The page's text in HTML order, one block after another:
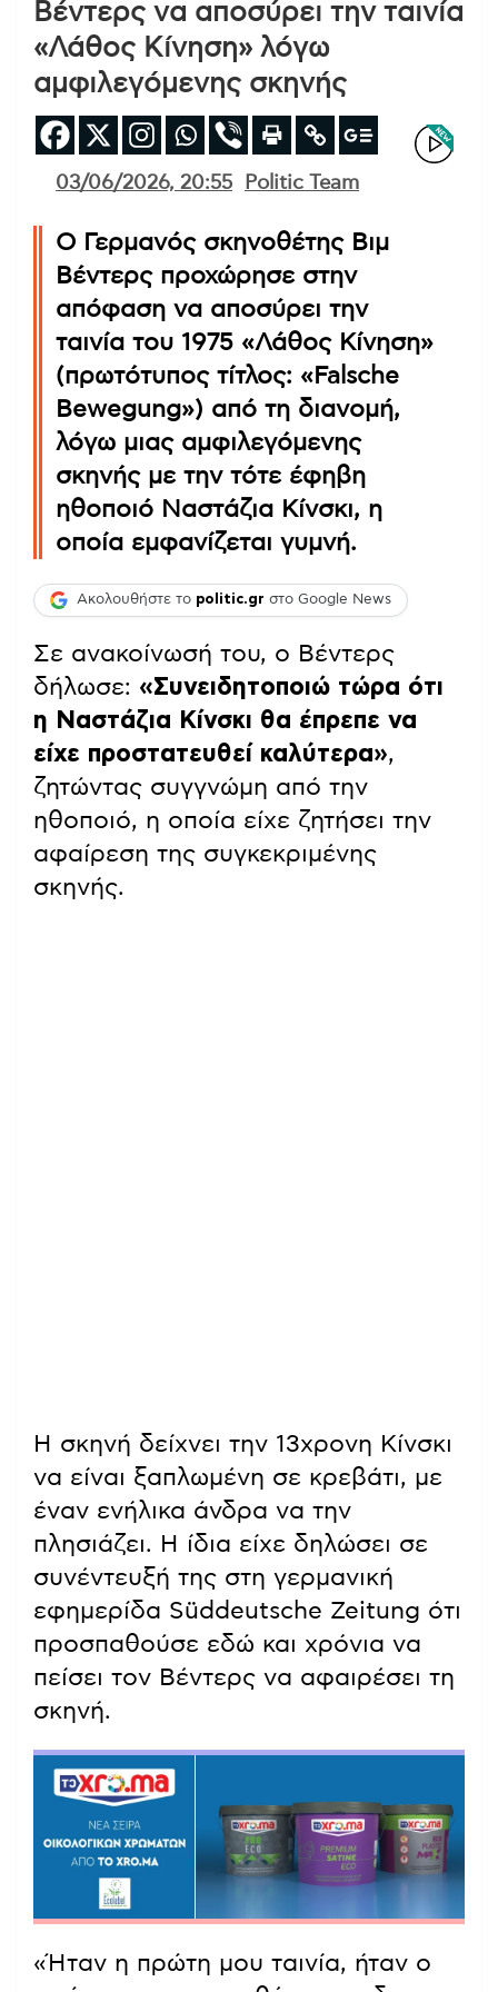
Βέντερς να αποσύρει την ταινία
«Λάθος Κίνηση» λόγω
αμφιλεγόμενης σκηνής
03/06/2026, 20:55 Politic Team
Ο Γερμανός σκηνοθέτης Βιμ
Βέντερς προχώρησε στην
απόφαση να αποσύρει την
ταινία του 1975 «Λάθος Κίνηση»
(πρωτότυπος τίτλος: «Falsche
Bewegung») από τη διανομή,
λόγω μιας αμφιλεγόμενης
σκηνής με την τότε έφηβη
ηθοποιό Ναστάζια Κίνσκι, η
οποία εμφανίζεται γυμνή.
Ακολουθήστε το politic.gr στο Google News
Σε ανακοίνωσή του, ο Βέντερς
δήλωσε: «Συνειδητοποιώ τώρα ότι
η Ναστάζια Κίνσκι θα έπρεπε να
είχε προστατευθεί καλύτερα»,
ζητώντας συγγνώμη από την
ηθοποιό, η οποία είχε ζητήσει την
αφαίρεση της συγκεκριμένης
σκηνής.
Η σκηνή δείχνει την 13χρονη Κίνσκι
να είναι ξαπλωμένη σε κρεβάτι, με
έναν ενήλικα άνδρα να την
πλησιάζει. Η ίδια είχε δηλώσει σε
συνέντευξή της στη γερμανική
εφημερίδα Süddeutsche Zeitung ότι
προσπαθούσε εδώ και χρόνια να
πείσει τον Βέντερς να αφαιρέσει τη
σκηνή.
«Ήταν η πρώτη μου ταινία, ήταν ο